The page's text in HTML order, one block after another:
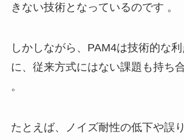
きない技術となっているのです 。
しかしながら、PAM4は技術的な利
に、従来方式にはない課題も持ち
。
たとえば、ノイズ耐性の低下や誤